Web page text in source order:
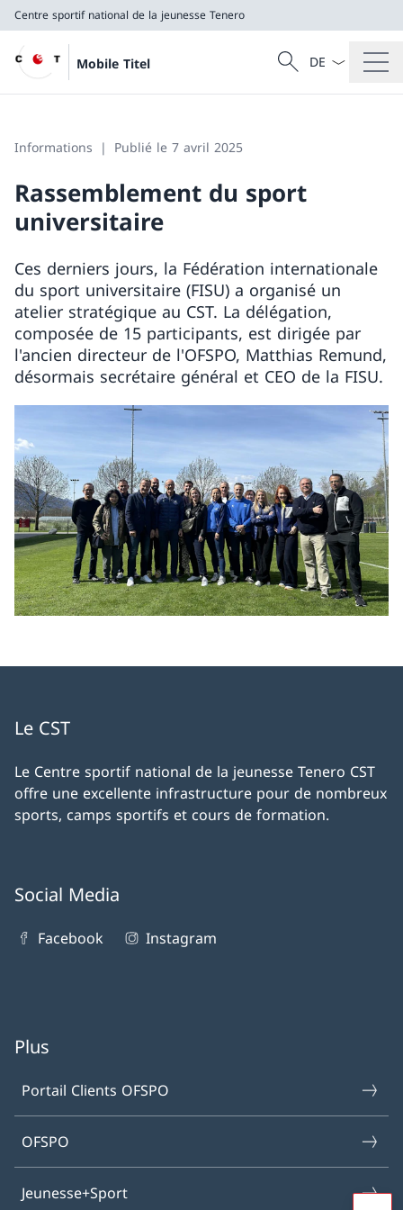
Centre sportif national de la jeunesse Tenero
Mobile Titel
Recherche
Recherche
La langue
Informations Publié le 7 avril 2025
Rassemblement du sport
universitaire
Ces derniers jours, la Fédération internationale
du sport universitaire (FISU) a organisé un
atelier stratégique au CST. La délégation,
composée de 15 participants, est dirigée par
l'ancien directeur de l'OFSPO, Matthias Remund,
désormais secrétaire général et CEO de la FISU.
Le CST
Le Centre sportif national de la jeunesse Tenero CST
offre une excellente infrastructure pour de nombreux
sports, camps sportifs et cours de formation.
Social Media
Facebook Instagram
Plus
Portail Clients OFSPO
OFSPO
Jeunesse+Sport